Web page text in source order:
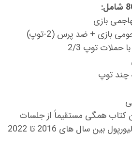
کتاب همگی مستقیماً از جلسات
تمرینی کلوپ با باشگاه لیورپول بین سال های 2016 تا 2022